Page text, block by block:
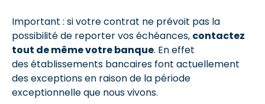
Important : si votre contrat ne prévoit pas la
possibilité de reporter vos échéances, contactez
tout de même votre banque. En effet
des établissements bancaires font actuellement
des exceptions en raison de la période
exceptionnelle que nous vivons.